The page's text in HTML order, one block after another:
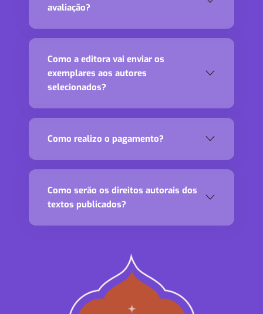
avaliação?
Como a editora vai enviar os
exemplares aos autores
selecionados?
Como realizo o pagamento?
Como serão os direitos autorais dos
textos publicados?